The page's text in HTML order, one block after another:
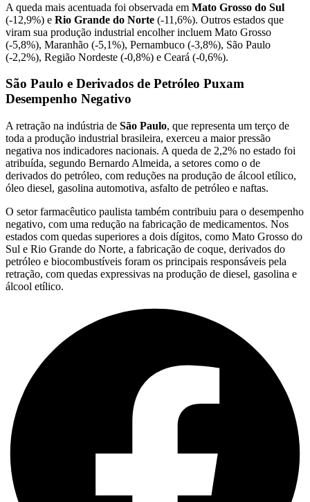
A queda mais acentuada foi observada em Mato Grosso do Sul
(-12,9%) e Rio Grande do Norte (-11,6%). Outros estados que
viram sua produção industrial encolher incluem Mato Grosso
(-5,8%), Maranhão (-5,1%), Pernambuco (-3,8%), São Paulo
(-2,2%), Região Nordeste (-0,8%) e Ceará (-0,6%).
São Paulo e Derivados de Petróleo Puxam
Desempenho Negativo
A retração na indústria de São Paulo, que representa um terço de
toda a produção industrial brasileira, exerceu a maior pressão
negativa nos indicadores nacionais. A queda de 2,2% no estado foi
atribuída, segundo Bernardo Almeida, a setores como o de
derivados do petróleo, com reduções na produção de álcool etílico,
óleo diesel, gasolina automotiva, asfalto de petróleo e naftas.
O setor farmacêutico paulista também contribuiu para o desempenho
negativo, com uma redução na fabricação de medicamentos. Nos
estados com quedas superiores a dois dígitos, como Mato Grosso do
Sul e Rio Grande do Norte, a fabricação de coque, derivados do
petróleo e biocombustíveis foram os principais responsáveis pela
retração, com quedas expressivas na produção de diesel, gasolina e
álcool etílico.